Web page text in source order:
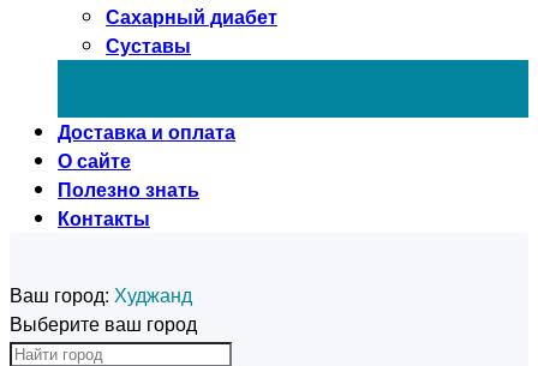
Сахарный диабет
Суставы
Доставка и оплата
О сайте
Полезно знать
Контакты
Ваш город: Худжанд
Выберите ваш город